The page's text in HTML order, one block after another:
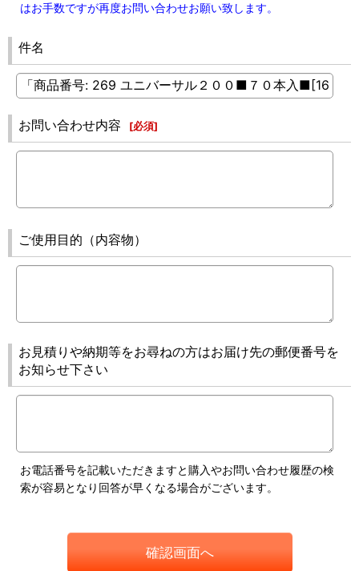
はお手数ですが再度お問い合わせお願い致します。
件名
お問い合わせ内容 [必須]
ご使用目的（内容物）
お見積りや納期等をお尋ねの方はお届け先の郵便番号を
お知らせ下さい
お電話番号を記載いただきますと購入やお問い合わせ履歴の検
索が容易となり回答が早くなる場合がございます。
確認画面へ